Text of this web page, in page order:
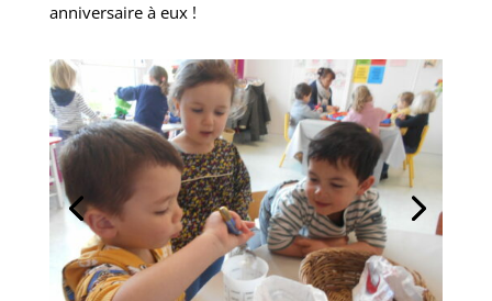
anniversaire à eux !